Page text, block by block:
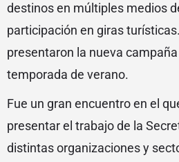
destinos en múltiples medios
participación en giras
presentaron la nueva
temporada de verano.
Fue un gran encuentro en el
presentar el trabajo de la
distintas organizaciones y